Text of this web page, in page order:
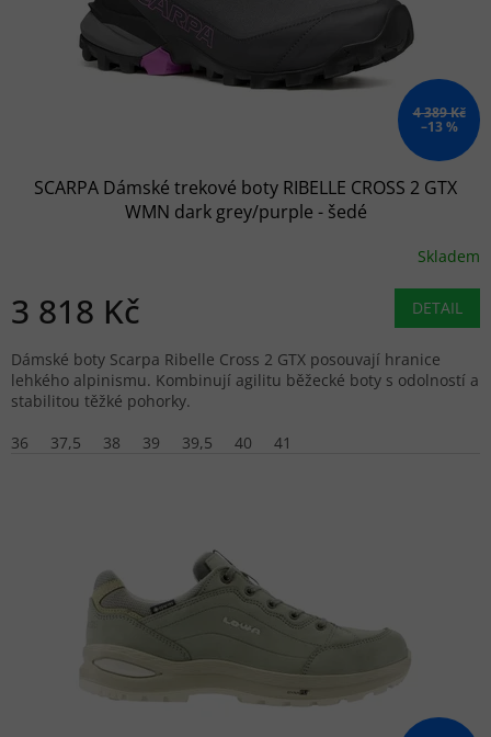
4 389 Kč
–13 %
SCARPA Dámské trekové boty RIBELLE CROSS 2 GTX
WMN dark grey/purple - šedé
Skladem
3 818 Kč DETAIL
Dámské boty Scarpa Ribelle Cross 2 GTX posouvají hranice
lehkého alpinismu. Kombinují agilitu běžecké boty s odolností a
stabilitou těžké pohorky.
36
37,5 38 39 39,5 40 41